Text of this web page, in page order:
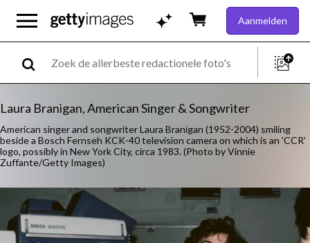
Aanmelden
Laura Branigan, American Singer & Songwriter
American singer and songwriter Laura Branigan (1952-2004) smiling
beside a Bosch Fernseh KCK-40 television camera on which is an 'CCR'
logo, possibly in New York City, circa 1983. (Photo by Vinnie
Zuffante/Getty Images)